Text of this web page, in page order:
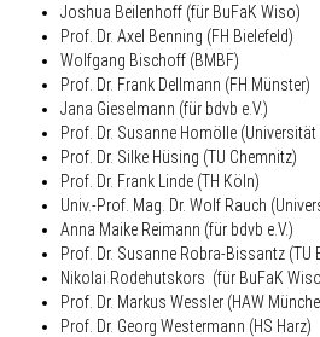
Joshua Beilenhoff (für BuFaK Wiso)
Prof. Dr. Axel Benning (FH Bielefeld)
Wolfgang Bischoff (BMBF)
Prof. Dr. Frank Dellmann (FH Münster)
Jana Gieselmann (für bdvb e.V.)
Prof. Dr. Susanne Homölle
Prof. Dr. Silke Hüsing (TU Chemnitz)
Prof. Dr. Frank Linde (TH Köln)
Univ.-Prof. Mag. Dr. Wolf Rauch
Anna Maike Reimann (für bdvb e.V.)
Prof. Dr. Susanne Robra-Bissantz (TU
Nikolai Rodehutskors (für BuFaK
Prof. Dr. Markus Wessler (HAW
Prof. Dr. Georg Westermann (HS Harz)